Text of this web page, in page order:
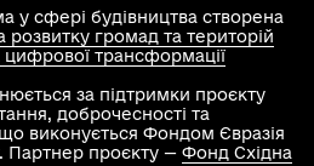
у сфері будівництва створена
розвитку громад та територій
цифрової трансформації
за підтримки проєкту
доброчесності та
виконується Фондом Євразія
Партнер проєкту — Фонд Східна